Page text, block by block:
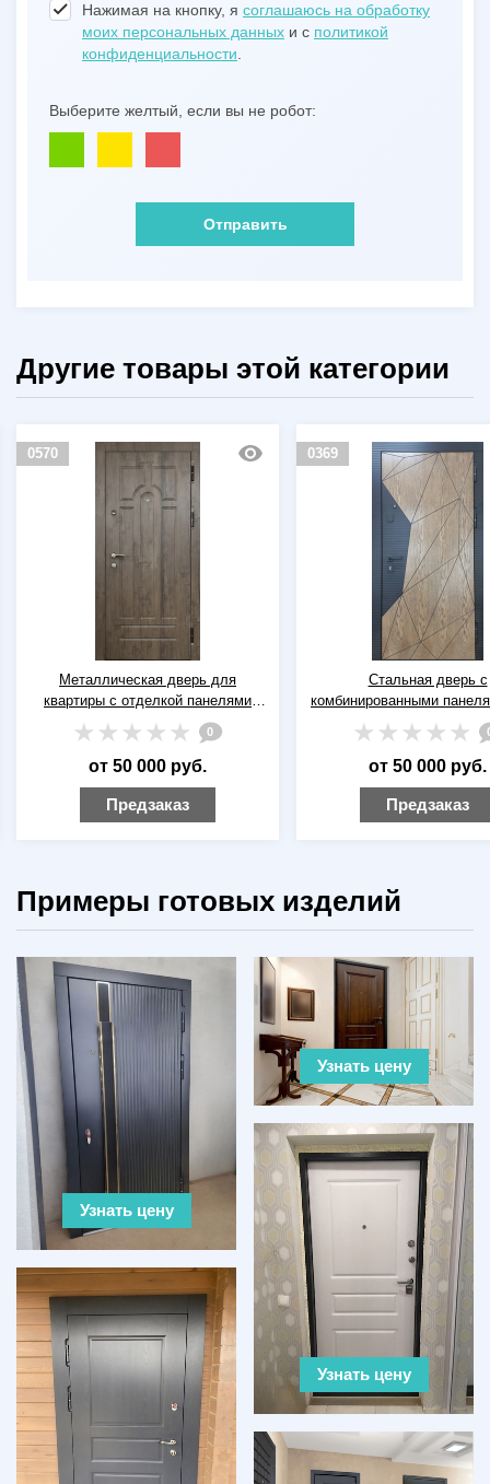
Нажимая на кнопку, я соглашаюсь на обработку
моих персональных данных и с политикой
конфиденциальности
Выберите желтый, если вы не робот:
Отправить
Другие товары этой категории
0570
Металлическая дверь для
квартиры с отделкой панелями
МДФ ПВХ «текстура дерева»
0
от 50 000 руб.
Предзаказ
0369
Стальная дверь с
комбинированными
ПВХ + эмаль
от 50 000 руб.
Предзаказ
Примеры готовых изделий
Узнать цену
Узнать цену
Узнать цену